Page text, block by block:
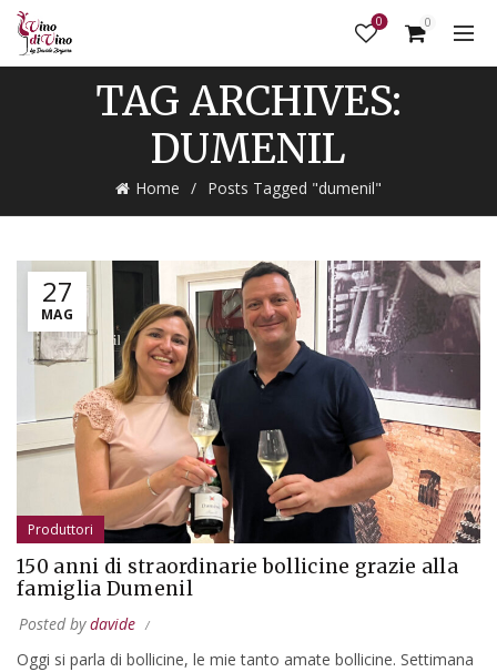
0 0
TAG ARCHIVES:
DUMENIL
Home Posts Tagged "dumenil"
27
MAG
Produttori
150 anni di straordinarie bollicine grazie alla
famiglia Dumenil
Posted bydavide
Oggi si parla di bollicine, le mie tanto amate bollicine. Settimana